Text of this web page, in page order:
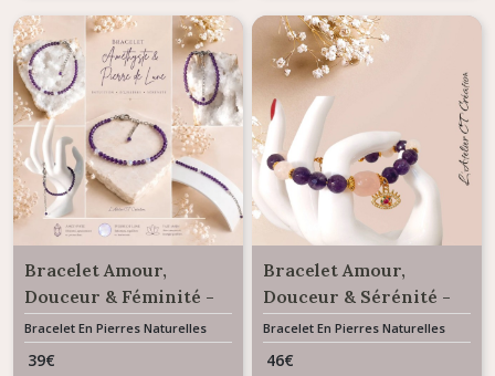
Bracelet Amour,
Douceur & Féminité -
Mélange de pierres
naturelles Améthyste &
Bracelet En Pierres Naturelles
39€
Bracelet Amour,
Douceur & Sérénité -
perles Améthyste &
Quartz Rose
Bracelet En Pierres Naturelles
46€